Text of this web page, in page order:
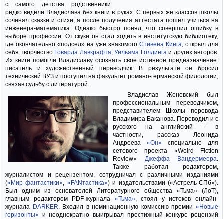
с самого детства родственники
редко видели Владислава без книги в руках. С первых же классов школы
сочинял сказки и стихи, а после получения аттестата пошел учиться на
инженера-математика. Однако быстро понял, что совершил ошибку в
выборе профессии. От скуки он стал ходить в институтскую библиотеку,
где окончательно «подсел» на уже знакомого Стивена Кинга, открыл для
себя творчество Говарда Лавкрафта, Уильяма Голдингаи других авторов.
Их книги помогли Владиславу осознать своё истинное предназначение:
писатель и художественный переводчик. В результате он бросил
технический ВУЗ и поступил на факультет романо-германской филологии,
связав судьбу с литературой.
Владислав Женевский был
профессиональным переводчиком,
представителем Школы перевода
Владимира Баканова. Переводил и с
русского на английский — в
частности, рассказ Леонида
Андреева «Он» специально для
сетевого проекта «Weird Fiction
Review» Джеффа Вандермеера.
Также работал редактором,
журналистом и рецензентом, сотрудничал с различными изданиями
(«Мир фантастики», «FANтастика») и издательствами («Астрель-СПб»).
Был одним из основателей Литературного общества «Тьма» (ЛоТ),
главным редактором PDF-журнала «Тьма», стоял у истоков онлайн-
журнала DARKER. Входил в номинационную комиссию премии«Новые
горизонты» и неоднократно выигрывал престижный конкурс рецензий